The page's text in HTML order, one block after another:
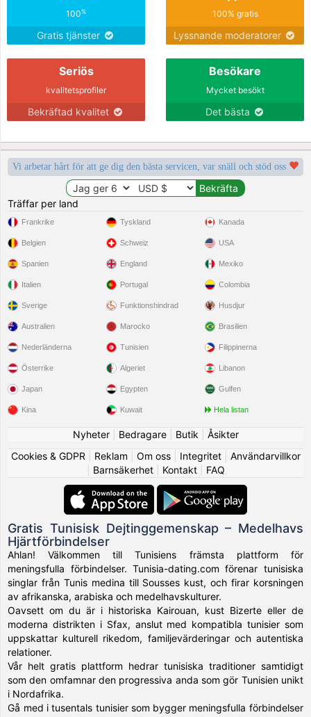
100%
Gratis tjänster
100% gratis
Lyssnande moderatorer
Seriös
kvalitetsprofiler
Bekräftad kvalitet
Besökare
Mycket besökt
Det bästa
Vi arbetar hårt för att ge dig den bästa servicen, var snäll och stöd oss
Träffar per land
Frankrike
Belgien
Spanien
Italien
Sverige
Tyskland
Schweiz
England
Portugal
Funktionshindrad
Kanada
USA
Mexiko
Colombia
Husdjur
Australien
Nederländerna
Österrike
Japan
Kina
Marocko
Tunisien
Algeriet
Egypten
Kuwait
Brasilien
Filippinerna
Libanon
Gulfen
Hela listan
Nyheter| Bedragare| Butik
Åsikter
Cookies & GDPR
Reklam Om oss| Integritet| Användarvillkor
Barnsäkerhet| Kontakt| FAQ
Gratis Tunisisk Dejtinggemenskap – Medelhavs
Hjärtförbindelser
Ahlan! Välkommen till Tunisiens främsta plattform för
meningsfulla förbindelser. Tunisia-dating.com förenar tunisiska
singlar från Tunis medina till Sousses kust, och firar korsningen
av afrikanska, arabiska och medelhavskulturer.
Oavsett om du är i historiska Kairouan, kust Bizerte eller de
moderna distrikten i Sfax, anslut med kompatibla tunisier som
uppskattar kulturell rikedom, familjevärderingar och autentiska
relationer.
Vår helt gratis plattform hedrar tunisiska traditioner samtidigt
som den omfamnar den progressiva anda som gör Tunisien unikt
i Nordafrika.
Gå med i tusentals tunisier som bygger meningsfulla förbindelser